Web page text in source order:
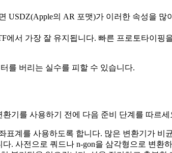
USDZ(Apple의 AR 포맷)가 이러한 속성을
에서 가장 잘 유지됩니다. 빠른 프로토타이핑
를 버리는 실수를 피할 수 있습니다.
기를 사용하기 전에 다음 준비 단계를 따르세
표계를 사용하도록 합니다. 많은 변환기가 비
. 사전으로 쿼드나 n‑gon을 삼각형으로 변환